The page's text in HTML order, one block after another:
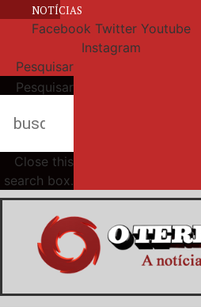
NOTÍCIAS
Facebook Twitter Youtube
Instagram
Pesquisar
Pesquisar
Close this
search box.